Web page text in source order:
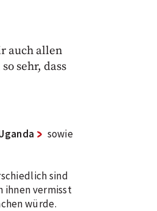
auch allen
sehr, dass
sowie
sind
ihnen vermisst
würde.